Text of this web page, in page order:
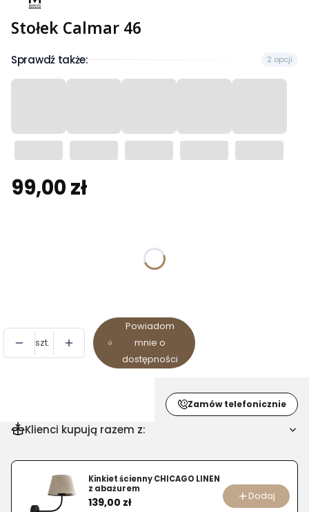
Stołek Calmar 46
Sprawdź także: 2 opcji
Cena
99,00 zł
szt.
Powiadom
mnie o
dostępności
Zamów telefonicznie
Klienci kupują razem z:
Kinkiet ścienny CHICAGO LINEN
z abażurem
Cena
139,00 zł Dodaj